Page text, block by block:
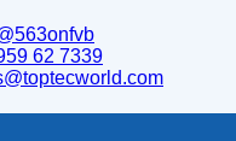
62 7339